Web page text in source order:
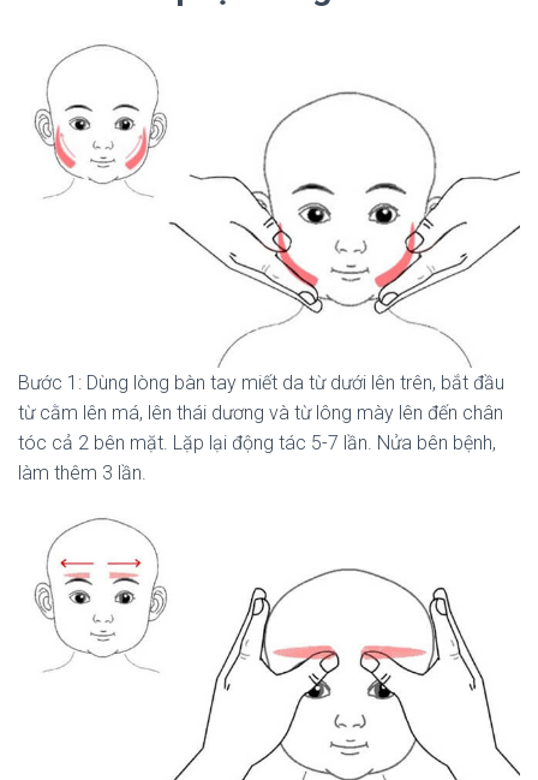
Bước 1: Dùng lòng bàn tay miết da từ dưới lên trên, bắt đầu
từ cằm lên má, lên thái dương và từ lông mày lên đến chân
tóc cả 2 bên mặt. Lặp lại động tác 5-7 lần. Nửa bên bệnh,
làm thêm 3 lần.